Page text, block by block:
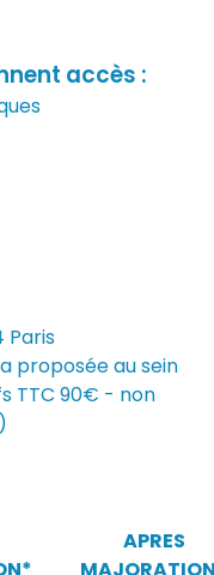
accès :
Paris
proposée au sein
TTC 90€ - non
APRES